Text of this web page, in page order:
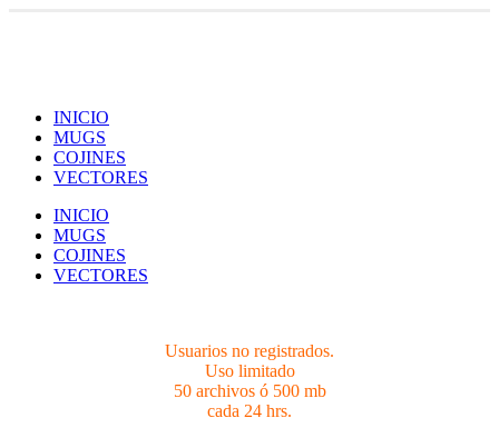
INICIO
MUGS
COJINES
VECTORES
INICIO
MUGS
COJINES
VECTORES
Usuarios no registrados.
Uso limitado
50 archivos ó 500 mb
cada 24 hrs.